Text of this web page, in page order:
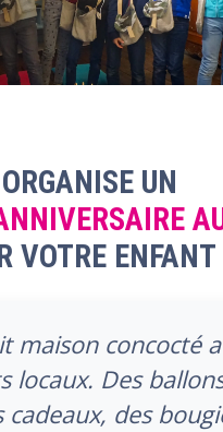
UN
VOTRE ENFANT
maison concocté
locaux. Des
cadeaux, des